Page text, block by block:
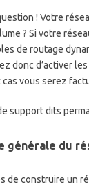
! Votre
? Si votre
de routage
donc d’activer
vous serez
support dits
générale du
de construire un